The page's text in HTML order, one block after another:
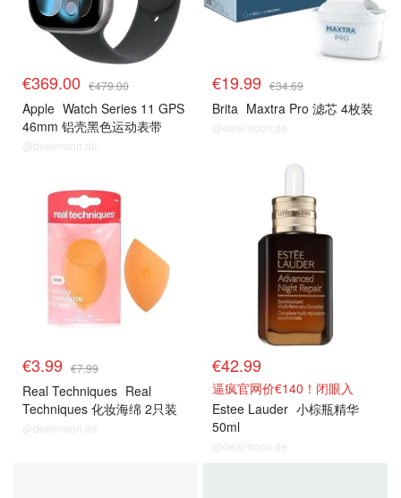
€369.00 €479.00
Apple Watch Series 11 GPS
46mm 铝壳黑色运动表带
@dealmoon.de
€19.99 €34.69
Brita Maxtra Pro 滤芯 4枚装
@dealmoon.de
€3.99 €7.99
Real Techniques Real
Techniques 化妆海绵 2只装
@dealmoon.de
€42.99
逼疯官网价€140！闭眼入
Estee Lauder 小棕瓶精华
50ml
@dealmoon.de